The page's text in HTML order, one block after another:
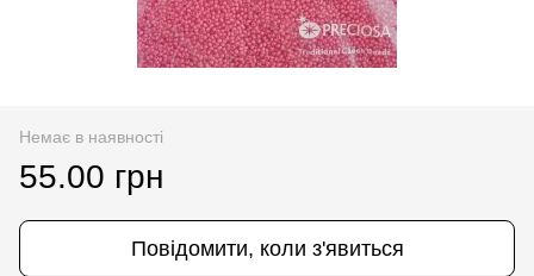
Немає в наявності
55.00 грн
Повідомити, коли з'явиться